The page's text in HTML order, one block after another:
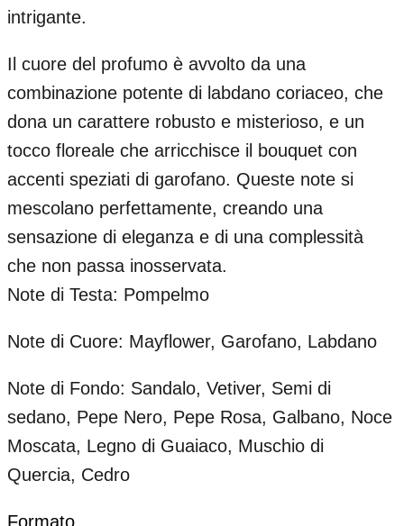
intrigante.
Il cuore del profumo è avvolto da una
combinazione potente di labdano coriaceo, che
dona un carattere robusto e misterioso, e un
tocco floreale che arricchisce il bouquet con
accenti speziati di garofano. Queste note si
mescolano perfettamente, creando una
sensazione di eleganza e di una complessità
che non passa inosservata.
Note di Testa: Pompelmo
Note di Cuore: Mayflower, Garofano, Labdano
Note di Fondo: Sandalo, Vetiver, Semi di
sedano, Pepe Nero, Pepe Rosa, Galbano, Noce
Moscata, Legno di Guaiaco, Muschio di
Quercia, Cedro
Formato